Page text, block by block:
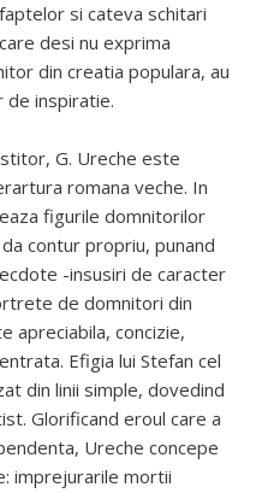
si cateva schitari
desi nu exprima
din creatia populara, au
de inspiratie.
G. Ureche este
romana veche. In
figurile domnitorilor
contur propriu, punand
-insusiri de caracter
de domnitori din
apreciabila, concizie,
Efigia lui Stefan cel
din linii simple, dovedind
Glorificand eroul care a
Ureche concepe
imprejurarile mortii